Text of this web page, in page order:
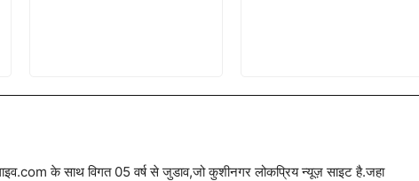
के साथ विगत 05 वर्ष से जुडाव,जो कुशीनगर लोकप्रिय न्यूज़ साइट है.जहा